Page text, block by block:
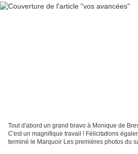
Tout d'abord un grand bravo à Monique de
C'est un magnifique travail ! Félicitations
terminé le Marquoir Les premières photos du